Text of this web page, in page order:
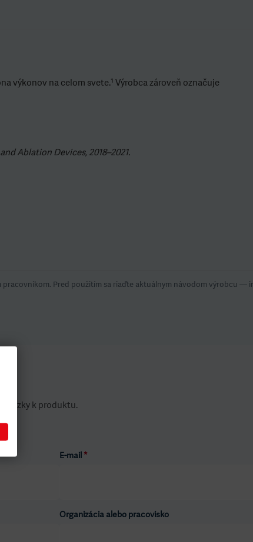
výkonov na celom svete.¹ Výrobca zároveň označuje
Ablation Devices, 2018–2021.
Pred použitím sa riaďte aktuálnym návodom výrobcu —
otázky k produktu.
E-mail *
Organizácia alebo pracovisko